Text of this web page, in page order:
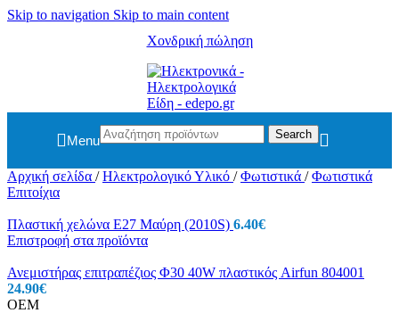
Skip to navigation Skip to main content
Χονδρική πώληση
Menu Search
Αρχική σελίδα / Ηλεκτρολογικό Υλικό / Φωτιστικά / Φωτιστικά
Επιτοίχια
Πλαστική χελώνα E27 Μαύρη (2010S) 6.40€
Επιστροφή στα προϊόντα
Ανεμιστήρας επιτραπέζιος Φ30 40W πλαστικός Airfun 804001
24.90€
OEM